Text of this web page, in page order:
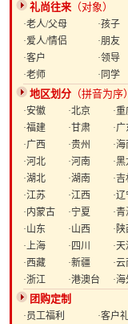
礼尚往来 （对象）
·老人/父母
·孩子
·爱人/情侣
·朋友
·客户
·领导
·老师
·同学
地区划分 （拼音为序）
·安徽 ·北京
·
·福建
·甘肃
·广
·广西
·贵州
·海
·河北
·河南
·
·湖北
·湖南
·
·江苏
·江西
·
·内蒙古
·宁夏
·
·山东
·山西
·陕
·上海
·四川
·
·西藏
·新疆
·云
·浙江
·港澳台 ·
团购定制
·员工福利
·客户